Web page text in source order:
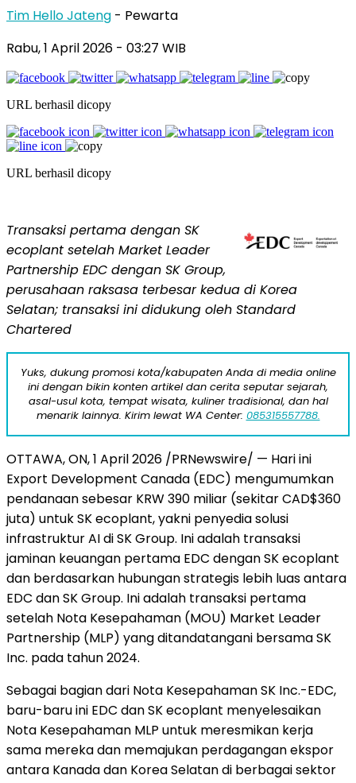
Tim Hello Jateng - Pewarta
Rabu, 1 April 2026 - 03:27 WIB
URL berhasil dicopy
URL berhasil dicopy
Transaksi pertama dengan SK
ecoplant setelah Market Leader
Partnership EDC dengan SK Group,
perusahaan raksasa terbesar kedua di Korea
Selatan; transaksi ini didukung oleh Standard
Chartered
Yuks, dukung promosi kota/kabupaten Anda di media online
ini dengan bikin konten artikel dan cerita seputar sejarah,
asal-usul kota, tempat wisata, kuliner tradisional, dan hal
menarik lainnya. Kirim lewat WA Center: 085315557788.
OTTAWA, ON,1 April 2026 /PRNewswire/ — Hari ini
Export Development Canada (EDC) mengumumkan
pendanaan sebesar KRW 390 miliar (sekitar CAD$360
juta) untuk SK ecoplant, yakni penyedia solusi
infrastruktur AI di SK Group. Ini adalah transaksi
jaminan keuangan pertama EDC dengan SK ecoplant
dan berdasarkan hubungan strategis lebih luas antara
EDC dan SK Group. Ini adalah transaksi pertama
setelah Nota Kesepahaman (MOU) Market Leader
Partnership (MLP) yang ditandatangani bersama SK
Inc. pada tahun 2024.
Sebagai bagian dari Nota Kesepahaman SK Inc.-EDC,
baru-baru ini EDC dan SK ecoplant menyelesaikan
Nota Kesepahaman MLP untuk meresmikan kerja
sama mereka dan memajukan perdagangan ekspor
antara Kanada dan Korea Selatan di berbagai sektor